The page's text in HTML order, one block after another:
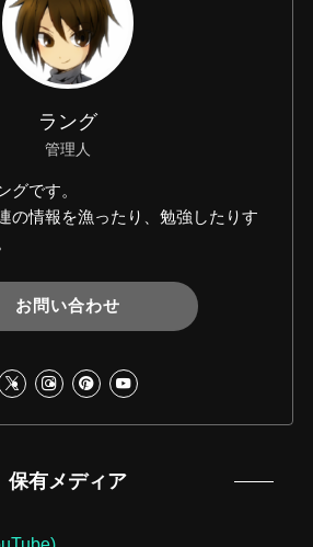
ラング
管理人
グです。
の情報を漁ったり、勉強したりす
お問い合わせ
保有メディア